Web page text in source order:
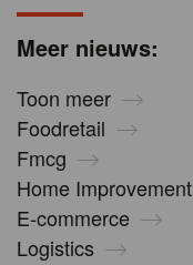
Meer nieuws:
Toon meer
Foodretail
Fmcg
Home Improvement
E-commerce
Logistics